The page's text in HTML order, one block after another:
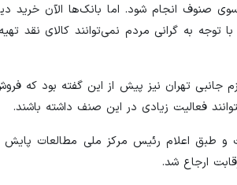
صنوف انجام شود. اما بانک‌ها الآن
توجه به گرانی مردم نمی‌توانند کالای نقد
جانبی تهران نیز پیش از این گفته بود که
فعالیت زیادی در این صنف داشته باشند.
طبق اعلام رئیس مرکز ملی مطالعات
ارجاع شد.